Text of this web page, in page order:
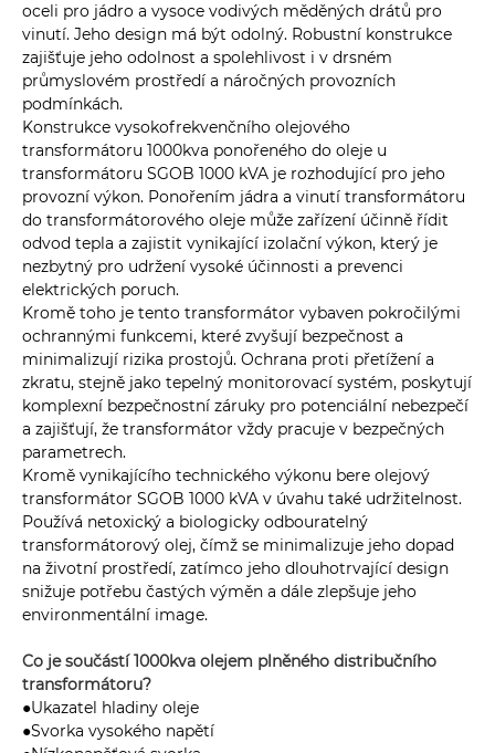
oceli pro jádro a vysoce vodivých měděných drátů pro
vinutí. Jeho design má být odolný. Robustní konstrukce
zajišťuje jeho odolnost a spolehlivost i v drsném
průmyslovém prostředí a náročných provozních
podmínkách.
Konstrukce vysokofrekvenčního olejového
transformátoru 1000kva ponořeného do oleje u
transformátoru SGOB 1000 kVA je rozhodující pro jeho
provozní výkon. Ponořením jádra a vinutí transformátoru
do transformátorového oleje může zařízení účinně řídit
odvod tepla a zajistit vynikající izolační výkon, který je
nezbytný pro udržení vysoké účinnosti a prevenci
elektrických poruch.
Kromě toho je tento transformátor vybaven pokročilými
ochrannými funkcemi, které zvyšují bezpečnost a
minimalizují rizika prostojů. Ochrana proti přetížení a
zkratu, stejně jako tepelný monitorovací systém, poskytují
komplexní bezpečnostní záruky pro potenciální nebezpečí
a zajišťují, že transformátor vždy pracuje v bezpečných
parametrech.
Kromě vynikajícího technického výkonu bere olejový
transformátor SGOB 1000 kVA v úvahu také udržitelnost.
Používá netoxický a biologicky odbouratelný
transformátorový olej, čímž se minimalizuje jeho dopad
na životní prostředí, zatímco jeho dlouhotrvající design
snižuje potřebu častých výměn a dále zlepšuje jeho
environmentální image.
Co je součástí 1000kva olejem plněného distribučního
transformátoru?
●Ukazatel hladiny oleje
●Svorka vysokého napětí